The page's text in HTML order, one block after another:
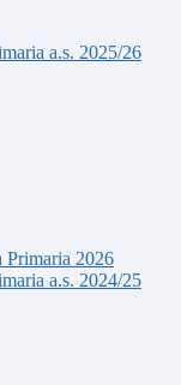
a.s. 2025/26
Primaria 2026
a.s. 2024/25